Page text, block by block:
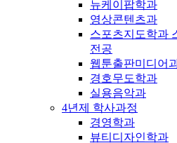
뉴케이팝학과
영상콘텐츠과
스포츠지도학과
전공
웹툰출판미디어
경호무도학과
실용음악과
4년제 학사과정
경영학과
뷰티디자인학과